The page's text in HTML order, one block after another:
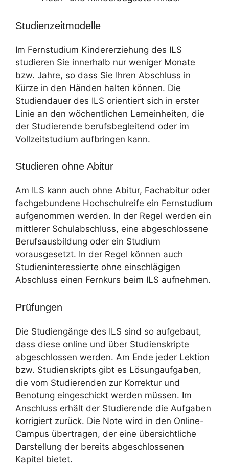
Studienzeitmodelle
Im Fernstudium Kindererziehung des ILS
studieren Sie innerhalb nur weniger Monate
bzw. Jahre, so dass Sie Ihren Abschluss in
Kürze in den Händen halten können. Die
Studiendauer des ILS orientiert sich in erster
Linie an den wöchentlichen Lerneinheiten, die
der Studierende berufsbegleitend oder im
Vollzeitstudium aufbringen kann.
Studieren ohne Abitur
Am ILS kann auch ohne Abitur, Fachabitur oder
fachgebundene Hochschulreife ein Fernstudium
aufgenommen werden. In der Regel werden ein
mittlerer Schulabschluss, eine abgeschlossene
Berufsausbildung oder ein Studium
vorausgesetzt. In der Regel können auch
Studieninteressierte ohne einschlägigen
Abschluss einen Fernkurs beim ILS aufnehmen.
Prüfungen
Die Studiengänge des ILS sind so aufgebaut,
dass diese online und über Studienskripte
abgeschlossen werden. Am Ende jeder Lektion
bzw. Studienskripts gibt es Lösungaufgaben,
die vom Studierenden zur Korrektur und
Benotung eingeschickt werden müssen. Im
Anschluss erhält der Studierende die Aufgaben
korrigiert zurück. Die Note wird in den Online-
Campus übertragen, der eine übersichtliche
Darstellung der bereits abgeschlossenen
Kapitel bietet.